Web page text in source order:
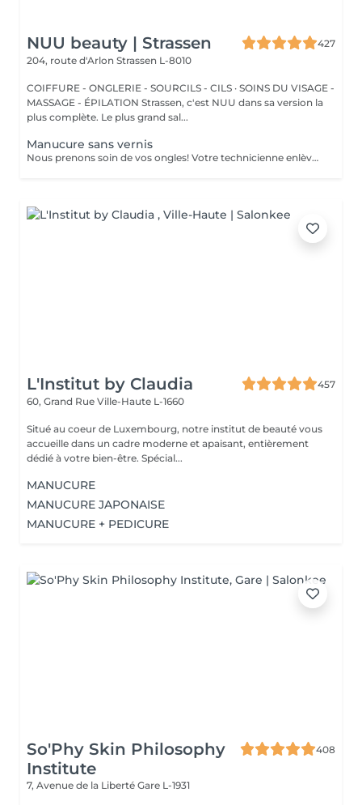
NUU beauty | Strassen
427
204, route d'Arlon Strassen L-8010
COIFFURE - ONGLERIE - SOURCILS - CILS · SOINS DU VISAGE -
MASSAGE - ÉPILATION Strassen, c'est NUU dans sa version la
plus complète. Le plus grand sal...
Manucure sans vernis
Nous prenons soin de vos ongles! Votre technicienne enlèvera délicatement les cellules mortes, façonnera et limera vos ongles, et polira la surface extérieure pour un fini lisse et naturel. Nos experts proposent des manucures à bords, hardware ou combinées, selon vos préférences. Comment se fait une manucure sans vernis? - la peau rugueuse est délicatement enlevée - la forme de la plaque de l'ongle est corrigée avec douceur - les cuticules et bords latéraux sont soigneusement traités - de l'huile nourrissante pour les cuticules et de la crème pour les mains sont appliquées pour nourrir et hydrater Limitations d'âge: recommandé à partir de 14 ans. Recommandations post-procédure: aucun soin particulier n'est nécessaire après cette procédure. Fréquence: une fois toutes les 3 semaines.
L'Institut by Claudia
457
60, Grand Rue Ville-Haute L-1660
Situé au coeur de Luxembourg, notre institut de beauté vous
accueille dans un cadre moderne et apaisant, entièrement
dédié à votre bien-être. Spécial...
MANUCURE
MANUCURE JAPONAISE
MANUCURE + PEDICURE
So'Phy Skin Philosophy
Institute
408
7, Avenue de la Liberté Gare L-1931